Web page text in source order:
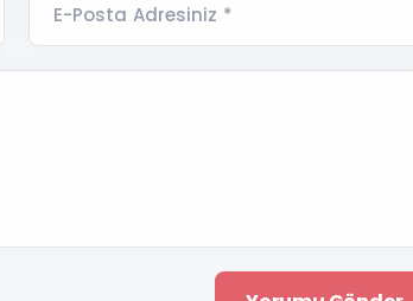
E-Posta Adresiniz *